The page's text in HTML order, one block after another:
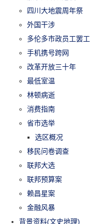
四川大地震周年祭
外国干涉
多伦多市政员工罢工
手机携号跨网
改革开放三十年
最低室温
林顿病逝
消费指南
省市选举
选区概况
移民问卷调查
联邦大选
联邦预算案
赖昌星案
金融风暴
背景资料(文史地理)